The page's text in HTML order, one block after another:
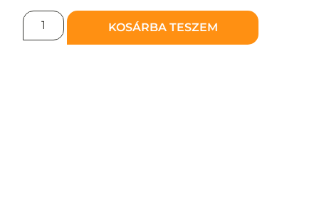
KOSÁRBA TESZEM